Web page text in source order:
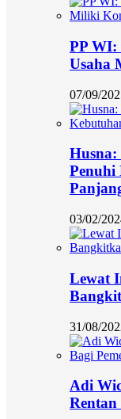
PP WI:
Usaha
07/09/
Husna:
Penuhi
03/02/
Lewat
31/08/
Adi